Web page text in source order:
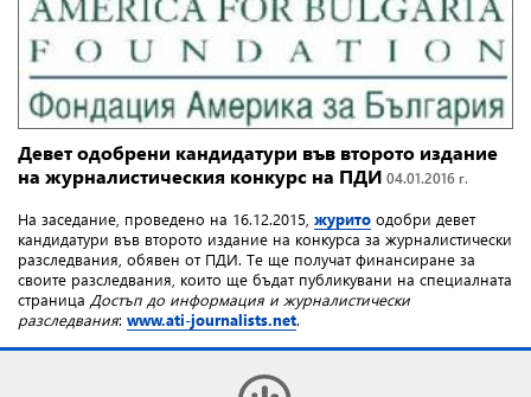
Девет одобрени кандидатури във второто издание
на журналистическия конкурс на ПДИ 04.01.2016 г.
На заседание, проведено на 16.12.2015, журито одобри девет
кандидатури във второто издание на конкурса за журналистически
разследвания, обявен от ПДИ. Те ще получат финансиране за
своите разследвания, които ще бъдат публикувани на специалната
страница Достъп до информация и журналистически
разследвания: www.ati-journalists.net.